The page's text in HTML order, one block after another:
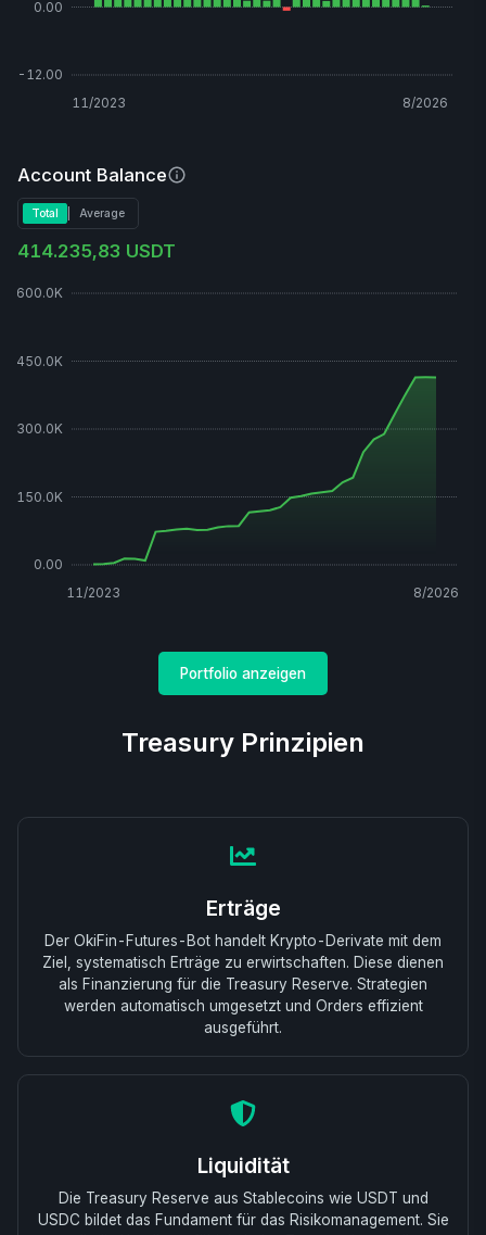
11/2023 8/2026
-12.00
0.00
Account Balance
Erklärung
Total Average
414.235,83 USDT
11/2023 8/2026
0.00
150.0K
300.0K
450.0K
600.0K
Portfolio anzeigen
Treasury Prinzipien
Erträge
Der OkiFin-Futures-Bot handelt Krypto-Derivate mit dem
Ziel, systematisch Erträge zu erwirtschaften. Diese dienen
als Finanzierung für die Treasury Reserve. Strategien
werden automatisch umgesetzt und Orders effizient
ausgeführt.
Liquidität
Die Treasury Reserve aus Stablecoins wie USDT und
USDC bildet das Fundament für das Risikomanagement. Sie